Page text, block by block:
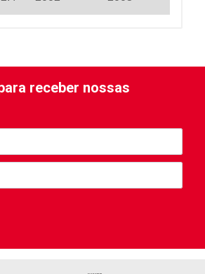
receber nossas